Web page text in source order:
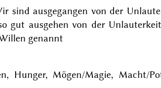
sind ausgegangen von der
gut ausgehen von der
genannt
Hunger, Mögen/Magie, Macht/